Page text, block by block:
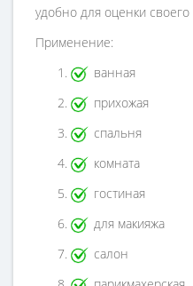
удобно для оценки своего
Применение:
ванная
прихожая
спальня
комната
гостиная
для макияжа
салон